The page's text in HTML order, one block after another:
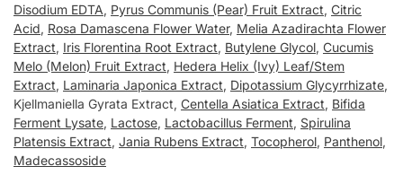
Disodium EDTA, Pyrus Communis (Pear) Fruit Extract, Citric
Acid, Rosa Damascena Flower Water, Melia Azadirachta Flower
Extract, Iris Florentina Root Extract, Butylene Glycol, Cucumis
Melo (Melon) Fruit Extract, Hedera Helix (Ivy) Leaf/Stem
Extract, Laminaria Japonica Extract, Dipotassium Glycyrrhizate,
Kjellmaniella Gyrata Extract, Centella Asiatica Extract, Bifida
Ferment Lysate, Lactose, Lactobacillus Ferment, Spirulina
Platensis Extract, Jania Rubens Extract, Tocopherol, Panthenol,
Madecassoside